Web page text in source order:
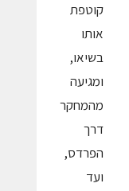
קוטפת
אותו
בשיאו,
ומגיעה
מהמחקר
דרך
הפרדס,
ועד